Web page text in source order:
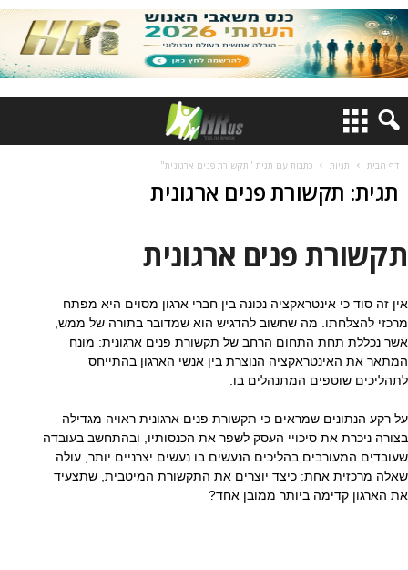
דף הבית תגיות כתבות עם תגית "תקשורת פנים ארגונית"
תגית: תקשורת פנים ארגונית
תקשורת פנים ארגונית
אין זה סוד כי אינטראקציה נכונה בין חברי ארגון מסוים היא מפתח
מרכזי להצלחתו. מה שחשוב להדגיש הוא שמדובר בתורה של ממש,
אשר נכללת תחת התחום הרחב של תקשורת פנים ארגונית: מונח
המתאר את האינטראקציה הנוצרת בין אנשי הארגון בהתייחס
לתהליכים שוטפים המתנהלים בו.
על רקע הנתונים שמראים כי תקשורת פנים ארגונית ראויה מגדילה
בצורה ניכרת את סיכויי העסק לשפר את הכנסותיו, ובהתחשב בעובדה
שעובדים המעורבים בהליכים הנעשים בו נעשים יצרניים יותר, עולה
שאלה מרכזית אחת: כיצד יוצרים את התקשורת המיטבית, שתצעיד
את הארגון קדימה ביותר ממובן אחד?